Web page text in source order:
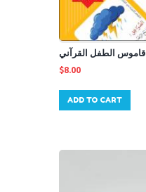
قاموس الطفل القرآني
$8.00
ADD TO CART